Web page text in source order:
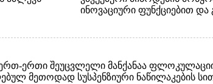
ინოვაციური ფუნქციებით
ერთი შეუცვლელი მანქანაა
მეთოდად სუსპენზიური ნაწილაკების